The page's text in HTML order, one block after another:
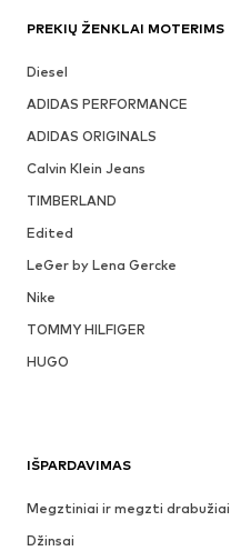
PREKIŲ ŽENKLAI MOTERIMS
Diesel
ADIDAS PERFORMANCE
ADIDAS ORIGINALS
Calvin Klein Jeans
TIMBERLAND
Edited
LeGer by Lena Gercke
Nike
TOMMY HILFIGER
HUGO
IŠPARDAVIMAS
Megztiniai ir megzti drabužiai
Džinsai